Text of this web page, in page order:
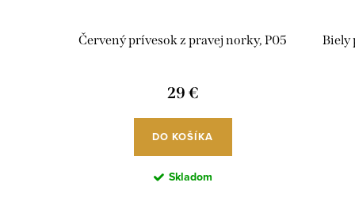
Červený prívesok z pravej norky, P05
29 €
DO KOŠÍKA
Skladom
Biely